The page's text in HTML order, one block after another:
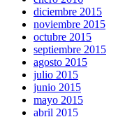
diciembre 2015
noviembre 2015
octubre 2015
septiembre 2015
agosto 2015
julio 2015
junio 2015
mayo 2015
abril 2015